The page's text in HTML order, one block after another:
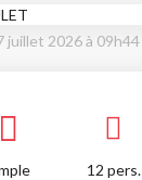
juillet 2026 à 09h44
12 pers.